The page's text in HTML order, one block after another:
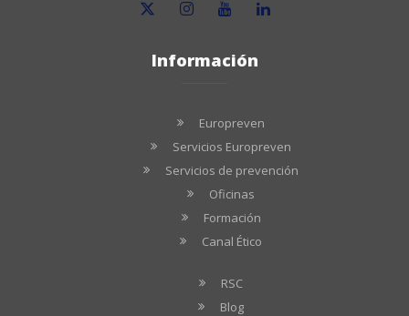
Información
Europreven
Servicios Europreven
Servicios de prevención
Oficinas
Formación
Canal Ético
RSC
Blog